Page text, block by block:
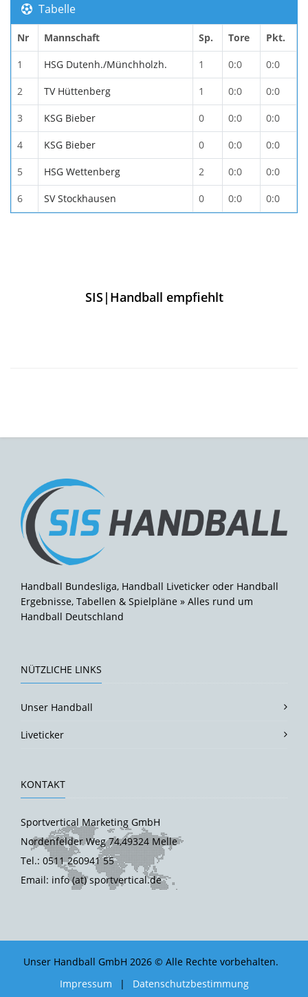
Tabelle
Nr Mannschaft Sp. Tore Pkt.
1 HSG Dutenh./Münchholzh. 1 0:0 0:0
2 TV Hüttenberg 1 0:0 0:0
3 KSG Bieber 0 0:0 0:0
4 KSG Bieber 0 0:0 0:0
5 HSG Wettenberg 2 0:0 0:0
6 SV Stockhausen 0 0:0 0:0
SIS|Handball empfiehlt
Handball Bundesliga, Handball Liveticker oder Handball
Ergebnisse, Tabellen & Spielpläne » Alles rund um
Handball Deutschland
NÜTZLICHE LINKS
Unser Handball
Liveticker
KONTAKT
Sportvertical Marketing GmbH
Nordenfelder Weg 74,49324 Melle
Tel.: 0511 260941 55
Email: info (at) sportvertical.de
Unser Handball GmbH 2026 © Alle Rechte vorbehalten.
Impressum
| Datenschutzbestimmung